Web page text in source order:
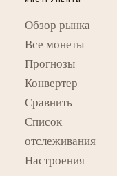
Обзор рынка
Все монеты
Прогнозы
Конвертер
Сравнить
Список
отслеживания
Настроения